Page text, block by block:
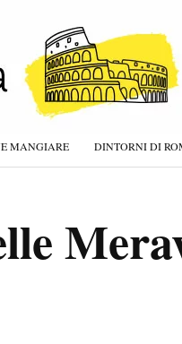
MANGIARE DINTORNI DI